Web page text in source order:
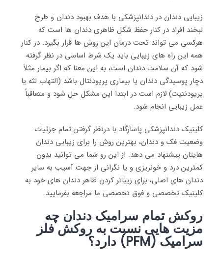
زیبایی دندان در دندانپزشکی با هدف بهبود دندان و طرح
لبخند افراد در کنار حفظ شکل ظاهری دندان ها است که
هرکسی می تواند تحت درمان این روش ها قرار بگیرد. در کنار
همه این راه های زیبایی باید یک شرط اساسی در نظر گرفته
شود که آن سلامت دندان است، به این معنا که اگر بیمار مثلاً
دچار پوسیدگی دندان یا بیماری پریودنتال باشد (التهاب لثه یا
پریودنتیت) لازم است در ابتدا این مشکل حل شود و متعاقباً
عمل زیبایی انجام شود.
کلینیک دندانپزشکی پاسارگاد با درنظر گرفتن تمام جزئیات
وضعیت فک و دندان، بهترین روش را برای زیبایی دندان
هایتان پیشنهاد می دهد. از این رو شما می توانید بدون
کمترین درد و خونریزی و یا نگرانی از جهت آسیب به سایر
دندان های اصلی، برای زیباتر کردن ظاهر دندان های خود به
کلینیک تخصصی و فوق تخصصی ما مراجعه بفرمایید.
روکش تمام سرامیک دندان چه
مزیت هایی نسبت به روکش فلز
سرامیک (PFM) دارد؟